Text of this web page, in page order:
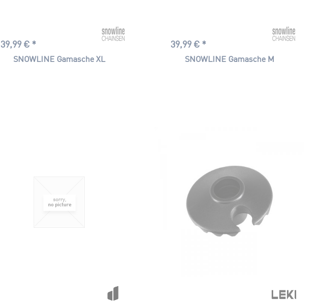
SNOWLINE Gamasche XL
39,99 € *
SNOWLINE Gamasche M
39,99 € *